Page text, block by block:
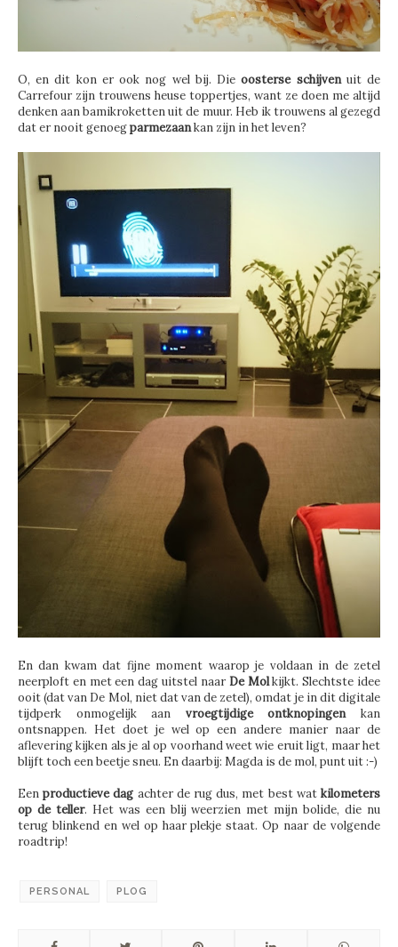
O, en dit kon er ook nog wel bij. Dieoosterse schijvenuit de
Carrefour zijn trouwens heuse toppertjes, want ze doen me altijd
denken aan bamikroketten uit de muur. Heb ik trouwens al gezegd
dat er nooit genoegparmezaankan zijn in het leven?
En dan kwam dat fijne moment waarop je voldaan in de zetel
neerploft en met een dag uitstel naar De Molkijkt. Slechtste idee
ooit (dat van De Mol, niet dat van de zetel), omdat je in dit digitale
tijdperk onmogelijk aan vroegtijdige ontknopingenkan
ontsnappen. Het doet je wel op een andere manier naar de
aflevering kijken als je al op voorhand weet wie eruit ligt, maar het
blijft toch een beetje sneu. En daarbij: Magda is de mol, punt uit :-)
Eenproductieve dag achter de rug dus, met best watkilometers
op de teller. Het was een blij weerzien met mijn bolide, die nu
terug blinkend en wel op haar plekje staat. Op naar de volgende
roadtrip!
PERSONAL PLOG